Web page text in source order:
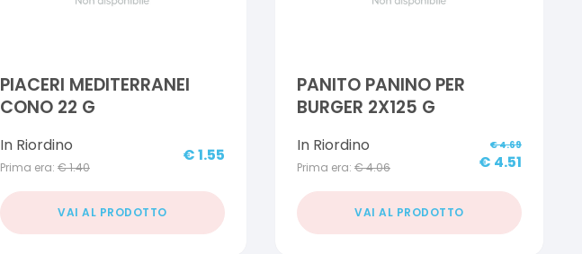
PIACERI MEDITERRANEI
CONO 22 G
In Riordino
Prima era: €1.40
€1.55
VAI AL PRODOTTO
PANITO PANINO PER
BURGER 2X125 G
In Riordino
Prima era: €4.06
€4.69
€ 4.51
VAI AL PRODOTTO